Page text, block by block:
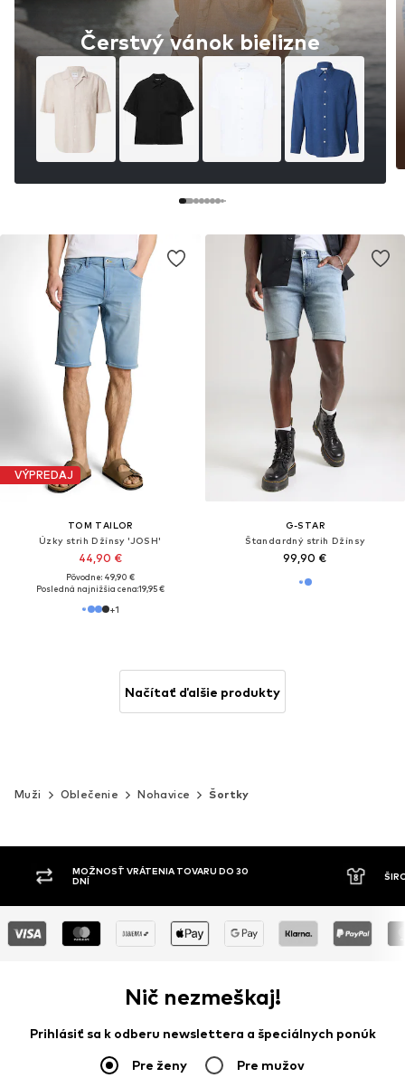
Čerstvý vánok bielizne
VÝPREDAJ
TOM TAILOR
Úzky strih Džínsy 'JOSH'
44,90 €
Pôvodne: 49,90 €
Posledná najnižšia cena:19,95 €
+1
G-STAR
Štandardný strih Džínsy
99,90 €
Načítať ďalšie produkty
Muži Oblečenie Nohavice Šortky
TOVARU DO 30 ŠIROKÝ SORTIMENT
Nič nezmeškaj!
Prihlásiť sa k odberu newslettera a špeciálnych ponúk
Pre ženy Pre mužov